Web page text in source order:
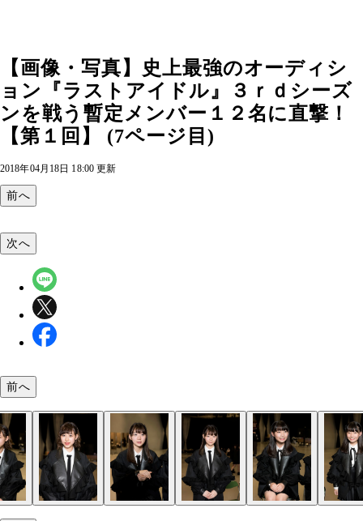
【画像・写真】史上最強のオーディシ
ョン『ラストアイドル』３ｒｄシーズ
ンを戦う暫定メンバー１２名に直撃！
【第１回】 (7ページ目)
2018年04月18日 18:00 更新
前へ
第１回は、暫定メンバー１２名のうち、“立ち位置
次へ
前へ